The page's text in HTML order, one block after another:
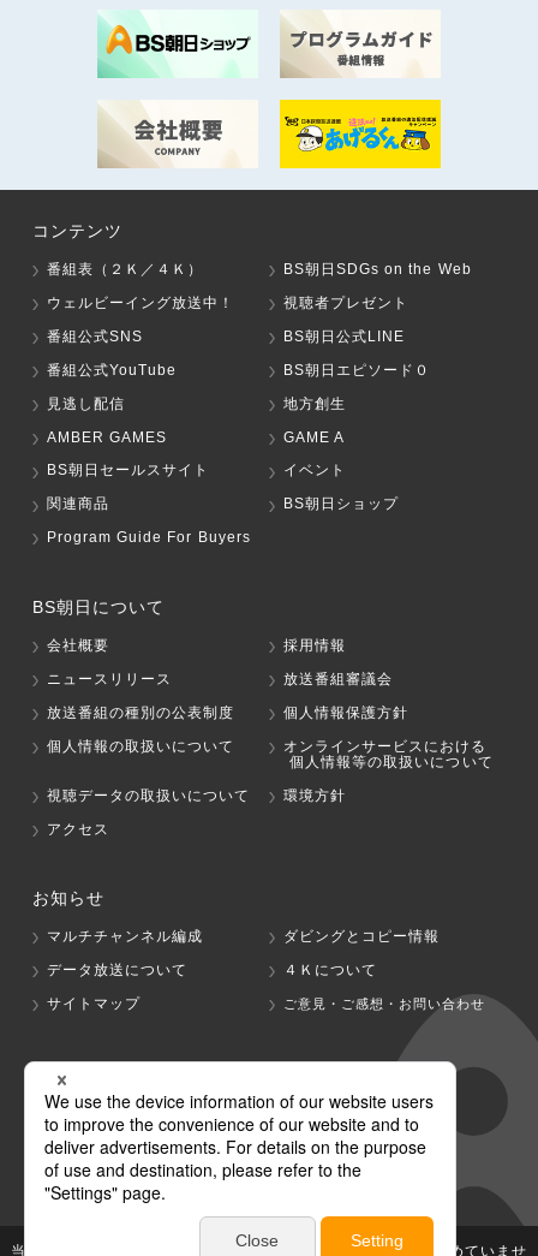
コンテンツ
番組表（２Ｋ／４Ｋ）
BS朝日SDGs on the Web
ウェルビーイング放送中！
視聴者プレゼント
番組公式SNS
BS朝日公式LINE
番組公式YouTube
BS朝日エピソード０
見逃し配信
地方創生
AMBER GAMES
GAME A
BS朝日セールスサイト
イベント
関連商品
BS朝日ショップ
Program Guide For Buyers
BS朝日について
会社概要
採用情報
ニュースリリース
放送番組審議会
放送番組の種別の公表制度
個人情報保護方針
個人情報の取扱いについて
オンラインサービスにおける
個人情報等の取扱いについて
視聴データの取扱いについて
環境方針
アクセス
お知らせ
マルチチャンネル編成
ダビングとコピー情報
データ放送について
４Ｋについて
サイトマップ
ご意見・ご感想・お問い合わせ
グループ会社
テレビ朝日 テレ朝チャンネル
当社が著作権、著作隣接権を有する放送番組等の無断利用は認めていませ